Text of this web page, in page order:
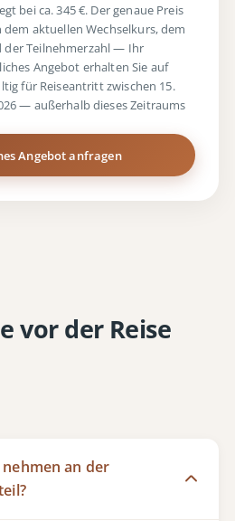
bei ca. 345 €. Der genaue Preis
aktuellen Wechselkurs, dem
der Teilnehmerzahl — Ihr
Angebot erhalten Sie auf
für Reiseantritt zwischen 15.
— außerhalb dieses Zeitraums
Angebot anfragen
vor der Reise
an der